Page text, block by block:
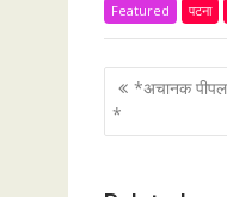
Featured पटना
P
o
*अचानक
*